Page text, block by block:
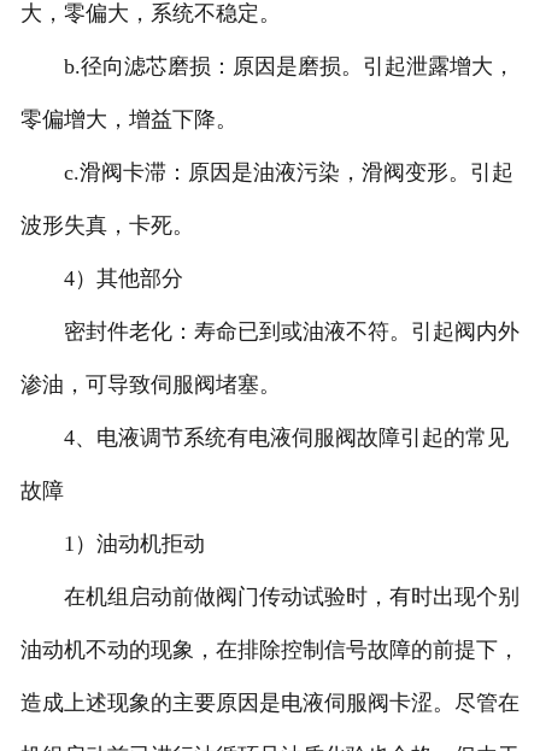
大，零偏大，系统不稳定。
b.径向滤芯磨损：原因是磨损。引起泄露增大，
零偏增大，增益下降。
c.滑阀卡滞：原因是油液污染，滑阀变形。引起
波形失真，卡死。
4）其他部分
密封件老化：寿命已到或油液不符。引起阀内外
渗油，可导致伺服阀堵塞。
4、电液调节系统有电液伺服阀故障引起的常见
故障
1）油动机拒动
在机组启动前做阀门传动试验时，有时出现个别
油动机不动的现象，在排除控制信号故障的前提下，
造成上述现象的主要原因是电液伺服阀卡涩。尽管在